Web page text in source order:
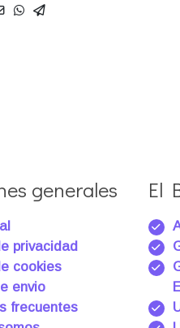
generales
privacidad
cookies
envio
frecuentes
El